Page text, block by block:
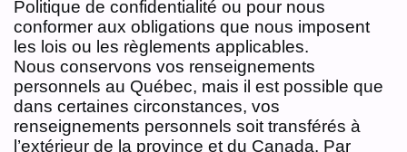
Politique de confidentialité ou pour nous
conformer aux obligations que nous imposent
les lois ou les règlements applicables.
Nous conservons vos renseignements
personnels au Québec, mais il est possible que
dans certaines circonstances, vos
renseignements personnels soit transférés à
l’extérieur de la province et du Canada. Par